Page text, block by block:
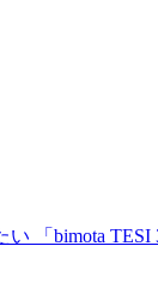
「bimota TESI